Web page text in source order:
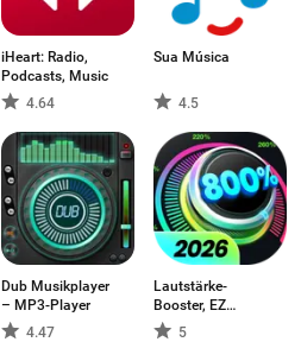
iHeart: Radio,
Podcasts, Music
4.64
Sua Música
4.5
Dub Musikplayer
– MP3-Player
4.47
Lautstärke-
Booster, EZ
Booster
5